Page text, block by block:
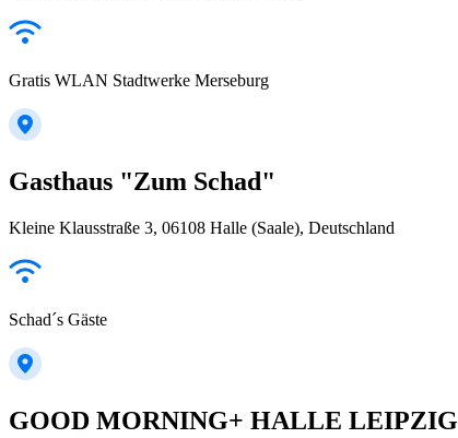
Gratis WLAN Stadtwerke Merseburg
Gasthaus "Zum Schad"
Kleine Klausstraße 3, 06108 Halle (Saale), Deutschland
Schad´s Gäste
GOOD MORNING+ HALLE LEIPZIG